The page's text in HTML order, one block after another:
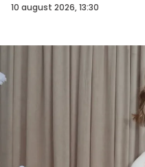
10 august 2026, 13:30